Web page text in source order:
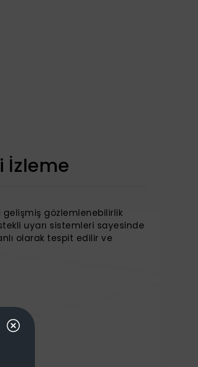
İzleme
gelişmiş gözlemlenebilirlik
uyarı sistemleri sayesinde
olarak tespit edilir ve